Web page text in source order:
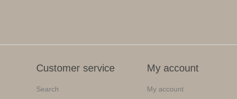
Customer service
Search
My account
My account